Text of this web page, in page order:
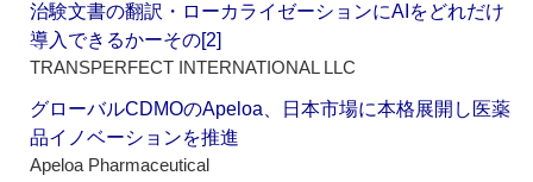
治験文書の翻訳・ローカライゼーションにAIをどれだけ
導入できるかーその[2]
TRANSPERFECT INTERNATIONAL LLC
グローバルCDMOのApeloa、日本市場に本格展開し医薬
品イノベーションを推進
Apeloa Pharmaceutical